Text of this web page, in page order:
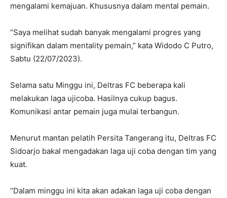
mengalami kemajuan. Khususnya dalam mental pemain.
“Saya melihat sudah banyak mengalami progres yang
signifikan dalam mentality pemain,” kata Widodo C Putro,
Sabtu (22/07/2023).
Selama satu Minggu ini, Deltras FC beberapa kali
melakukan laga ujicoba. Hasilnya cukup bagus.
Komunikasi antar pemain juga mulai terbangun.
Menurut mantan pelatih Persita Tangerang itu, Deltras FC
Sidoarjo bakal mengadakan laga uji coba dengan tim yang
kuat.
“Dalam minggu ini kita akan adakan laga uji coba dengan